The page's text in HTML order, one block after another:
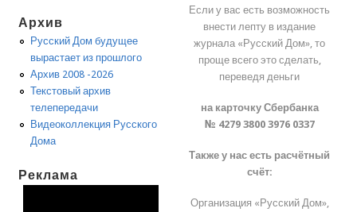
Архив
Русский Дом будущее
вырастает из прошлого
Архив 2008 -2026
Текстовый архив
телепередачи
Видеоколлекция Русского
Дома
Реклама
Если у вас есть возможность
внести лепту в издание
журнала «Русский Дом», то
проще всего это сделать,
переведя деньги
на карточку Сбербанка
№ 4279 3800 3976 0337
Также у нас есть расчётный
счёт:
Организация «Русский Дом»,